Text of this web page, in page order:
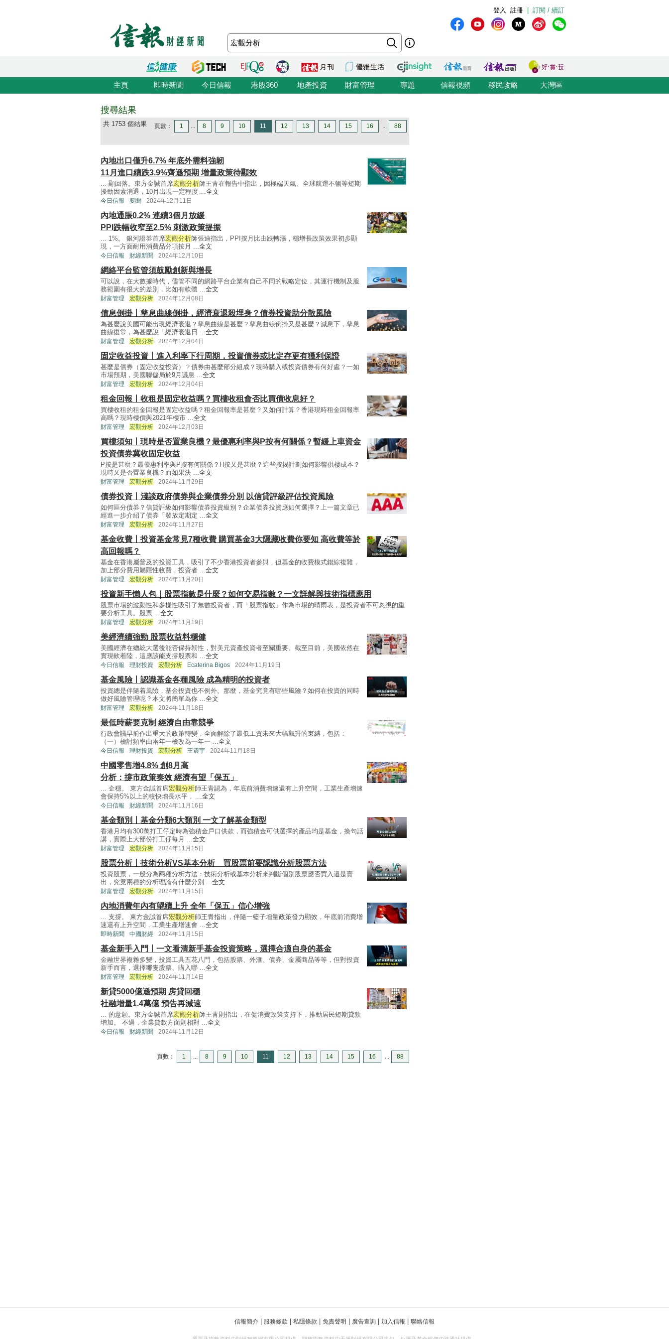
訂閱 / 續訂
註冊
登入
主頁 即時新聞 今日信報 港股360 地產投資 財富管理 專題 信報視頻 移民攻略 大灣區
搜尋結果
共 1753 個結果 頁數： 1 ... 8 9 10 11 12 13 14 15 16 ... 88
內地出口僅升6.7% 年底外需料強韌
11月進口續跌3.9%齊遜預期 增量政策待顯效
... 顯回落。東方金誠首席宏觀分析師王青在報告中指出，因極端天氣、全球航運不暢等短期
擾動因素消退，10月出現一定程度 ...全文
今日信報 要聞 2024年12月11日
內地通脹0.2% 連續3個月放緩
PPI跌幅收窄至2.5% 刺激政策提振
... 1%。 銀河證券首席宏觀分析師張迪指出，PPI按月比由跌轉漲，穩增長政策效果初步顯
現，一方面耐用消費品分項按月 ...全文
今日信報 財經新聞 2024年12月10日
網絡平台監管須鼓勵創新與增長
可以說，在大數據時代，儘管不同的網路平台企業有自己不同的戰略定位，其運行機制及服
務範圍有很大的差別，比如有軟體 ...全文
財富管理 宏觀分析 2024年12月08日
債息倒掛丨孳息曲線倒掛，經濟衰退殺埋身？債券投資助分散風險
為甚麼說美國可能出現經濟衰退？孳息曲線是甚麼？孳息曲線倒掛又是甚麼？減息下，孳息
曲線復常，為甚麼說「經濟衰退日 ...全文
財富管理 宏觀分析 2024年12月04日
固定收益投資丨進入利率下行周期，投資債券或比定存更有獲利保證
甚麼是債券（固定收益投資）？債券由甚麼部分組成？現時購入或投資債券有何好處？一如
市場預期，美國聯儲局於9月議息 ...全文
財富管理 宏觀分析 2024年12月04日
租金回報丨收租是固定收益嗎？買樓收租會否比買債收息好？
買樓收租的租金回報是固定收益嗎？租金回報率是甚麼？又如何計算？香港現時租金回報率
高嗎？現時樓價與2021年樓市 ...全文
財富管理 宏觀分析 2024年12月03日
買樓須知丨現時是否置業良機？最優惠利率與P按有何關係？暫緩上車資金
投資債券冀收固定收益
P按是甚麼？最優惠利率與P按有何關係？H按又是甚麼？這些按揭計劃如何影響供樓成本？
現時又是否置業良機？而如果決 ...全文
財富管理 宏觀分析 2024年11月29日
債券投資丨淺談政府債券與企業債券分別 以信貸評級評估投資風險
如何區分債券？信貸評級如何影響債券投資級別？企業債券投資應如何選擇？上一篇文章已
經進一步介紹了債券「發放定期定 ...全文
財富管理 宏觀分析 2024年11月27日
基金收費丨投資基金常見7種收費 購買基金3大隱藏收費你要知 高收費等於
高回報嗎？
基金在香港屬普及的投資工具，吸引了不少香港投資者參與，但基金的收費模式錯綜複雜，
加上部分費用屬隱性收費，投資者 ...全文
財富管理 宏觀分析 2024年11月20日
投資新手懶人包｜股票指數是什麼？如何交易指數？一文詳解與技術指標應用
股票市場的波動性和多樣性吸引了無數投資者，而「股票指數」作為市場的晴雨表，是投資者不可忽視的重
要分析工具。股票 ...全文
財富管理 宏觀分析 2024年11月19日
美經濟續強勁 股票收益料穩健
美國經濟在總統大選後能否保持韌性，對美元資產投資者至關重要。截至目前，美國依然在
實現軟着陸，這應該能支撐股票和 ...全文
今日信報 理財投資 宏觀分析 Ecaterina Bigos 2024年11月19日
基金風險丨認識基金各種風險 成為精明的投資者
投資總是伴隨着風險，基金投資也不例外。那麼，基金究竟有哪些風險？如何在投資的同時
做好風險管理呢？本文將簡單為你 ...全文
財富管理 宏觀分析 2024年11月18日
最低時薪要克制 經濟自由靠競爭
行政會議早前作出重大的政策轉變，全面解除了最低工資未來大幅飆升的束縛，包括：
（一）檢討頻率由兩年一檢改為一年一 ...全文
今日信報 理財投資 宏觀分析 王震宇 2024年11月18日
中國零售增4.8% 創8月高
分析：撐市政策奏效 經濟有望「保五」
... 企穩。 東方金誠首席宏觀分析師王青認為，年底前消費增速還有上升空間，工業生產增速
會保持5%以上的較快增長水平， ...全文
今日信報 財經新聞 2024年11月16日
基金類別丨基金分類6大類別 一文了解基金類型
香港月均有300萬打工仔定時為強積金戶口供款，而強積金可供選擇的產品均是基金，換句話
講，實際上大部份打工仔每月 ...全文
財富管理 宏觀分析 2024年11月15日
股票分析丨技術分析VS基本分析 買股票前要認識分析股票方法
投資股票，一般分為兩種分析方法：技術分析或基本分析來判斷個別股票應否買入還是賣
出，究竟兩種的分析理論有什麼分別 ...全文
財富管理 宏觀分析 2024年11月15日
內地消費年內有望續上升 全年「保五」信心增強
... 支撐。 東方金誠首席宏觀分析師王青指出，伴隨一籃子增量政策發力顯效，年底前消費增
速還有上升空間，工業生產增速會 ...全文
即時新聞 中國財經 2024年11月15日
基金新手入門丨一文看清新手基金投資策略，選擇合適自身的基金
金融世界複雜多變，投資工具五花八門，包括股票、外滙、債券、金屬商品等等，但對投資
新手而言，選擇哪隻股票、購入哪 ...全文
財富管理 宏觀分析 2024年11月14日
新貸5000億遜預期 房貸回穩
社融增量1.4萬億 預告再減速
... 的意願。東方金誠首席宏觀分析師王青則指出，在促消費政策支持下，推動居民短期貸款
增加。 不過，企業貸款方面則相對 ...全文
今日信報 財經新聞 2024年11月12日
頁數： 1 ... 8 9 10 11 12 13 14 15 16 ... 88
信報簡介 服務條款 私隱條款 免責聲明 廣告查詢 加入信報 聯絡信報